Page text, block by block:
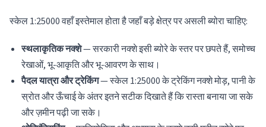
स्केल 1:25000 वहाँ इस्तेमाल होता है जहाँ बड़े क्षेत्र पर असली ब्योरा चाहिए:
स्थलाकृतिक नक्शे— सरकारी नक्शे इसी ब्योरे के स्तर पर छपते हैं, समोच्च
रेखाओं, भू-आकृति और भू-आवरण के साथ।
पैदल यात्रा और ट्रेकिंग— स्केल 1:25000 के ट्रेकिंग नक्शे मोड़, पानी के
स्रोत और ऊँचाई के अंतर इतने सटीक दिखाते हैं कि रास्ता बनाया जा सके
और ज़मीन पढ़ी जा सके।